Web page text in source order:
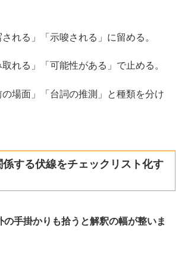
れる」「示唆される」に留める。
れる」「可能性がある」で止める。
場面」「台詞の推測」と種類を分け
する伏線をチェックリスト化す
の手掛かりも拾うと解釈の幅が整いま